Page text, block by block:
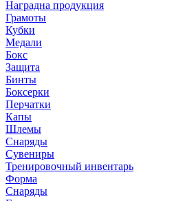
Наградна продукция
Грамоты
Кубки
Медали
Бокс
Защита
Бинты
Боксерки
Перчатки
Капы
Шлемы
Снаряды
Сувениры
Тренировочный инвентарь
Форма
Снаряды